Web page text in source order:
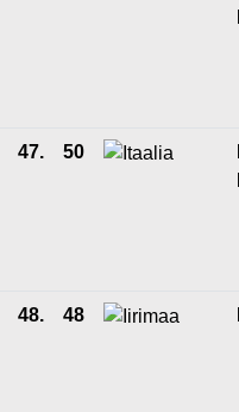
47. 50
48. 48